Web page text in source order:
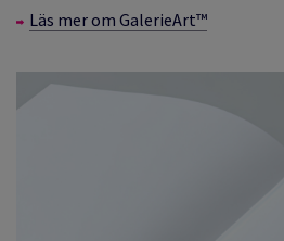
Läs mer om GalerieArt™